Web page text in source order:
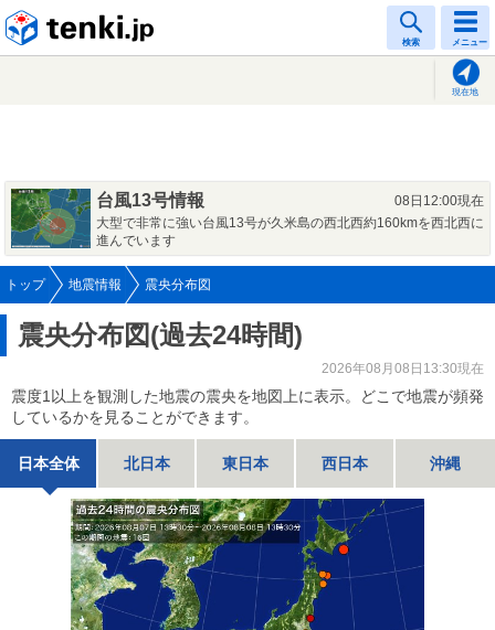
検索 メニュー
現在地
台風13号情報
08日12:00現在
大型で非常に強い台風13号が久米島の西北西約160kmを西北西に
進んでいます
トップ 地震情報 震央分布図
震央分布図(過去24時間)
2026年08月08日13:30現在
震度1以上を観測した地震の震央を地図上に表示。どこで地震が頻発
しているかを見ることができます。
日本全体 北日本 東日本 西日本 沖縄